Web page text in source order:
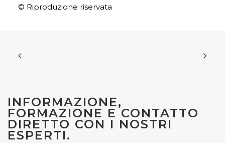
© Riproduzione riservata
INFORMAZIONE,
FORMAZIONE E CONTATTO
DIRETTO CON I NOSTRI
ESPERTI.